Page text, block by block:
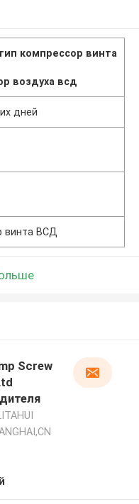
компрессор винта
воздуха всд
дней
винта ВСД
Screw